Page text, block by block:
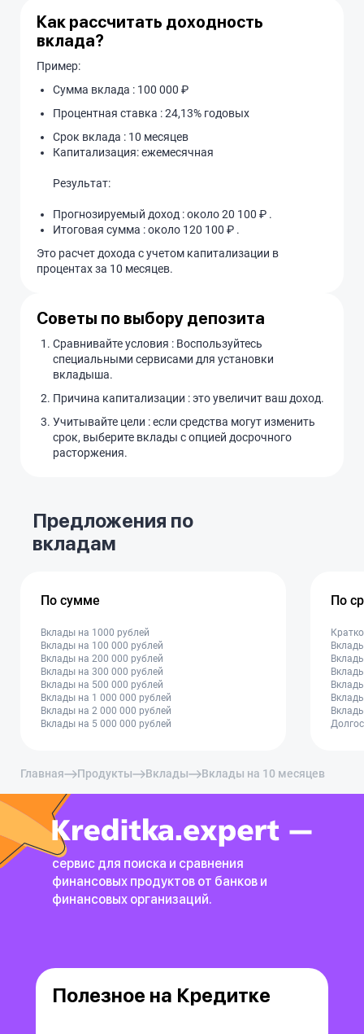
Как рассчитать доходность
вклада?
Пример:
Сумма вклада : 100 000 ₽
Процентная ставка : 24,13% годовых
Срок вклада : 10 месяцев
Капитализация: ежемесячная
Результат:
Прогнозируемый доход : около 20 100 ₽ .
Итоговая сумма : около 120 100 ₽ .
Это расчет дохода с учетом капитализации в
процентах за 10 месяцев.
Советы по выбору депозита
Сравнивайте условия : Воспользуйтесь
специальными сервисами для установки
вкладыша.
Причина капитализации : это увеличит ваш доход.
Учитывайте цели : если средства могут изменить
срок, выберите вклады с опцией досрочного
расторжения.
Предложения по
вкладам
По сумме
Вклады на 1000 рублей
Вклады на 100 000 рублей
Вклады на 200 000 рублей
Вклады на 300 000 рублей
Вклады на 500 000 рублей
Вклады на 1 000 000 рублей
Вклады на 2 000 000 рублей
Вклады на 5 000 000 рублей
По
Главная Продукты Вклады Вклады на 10 месяцев
сервис для поиска и сравнения
финансовых продуктов от банков и
финансовых организаций.
Полезное на Кредитке